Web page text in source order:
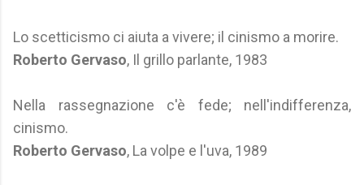
Lo scetticismo ci aiuta a vivere; il cinismo a morire.
Roberto Gervaso, Il grillo parlante, 1983
Nella rassegnazione c'è fede; nell'indifferenza,
cinismo.
Roberto Gervaso, La volpe e l'uva, 1989